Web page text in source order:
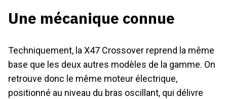
Une mécanique connue
Techniquement, la X47 Crossover reprend la même
base que les deux autres modèles de la gamme. On
retrouve donc le même moteur électrique,
positionné au niveau du bras oscillant, qui délivre